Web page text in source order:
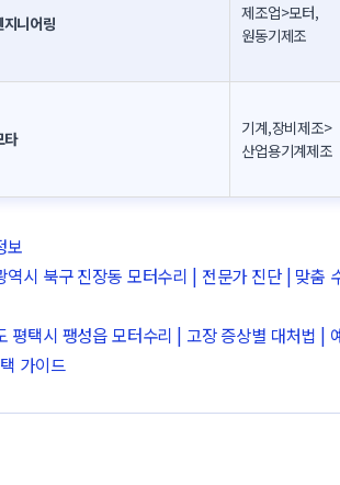
니어링
제조업>모터,
원동기제조
타
기계,장비제조>
산업용기계제조
리
보
역시 북구 진장동 모터수리 | 전문가 진단 | 맞춤
평택시 팽성읍 모터수리 | 고장 증상별 대처법 |
가이드